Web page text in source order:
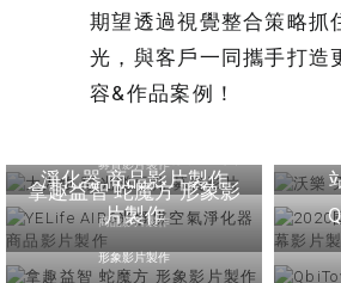
期望透過視覺整合策略抓
光，與客戶一同攜手打造
容&作品案例！
大人物 陽光樂豆乳 募資
募資影片製作
淨化器 商品影片製作
商品影片製作
拿趣益智 蛇魔方 形象影
片製作
形象影片製作